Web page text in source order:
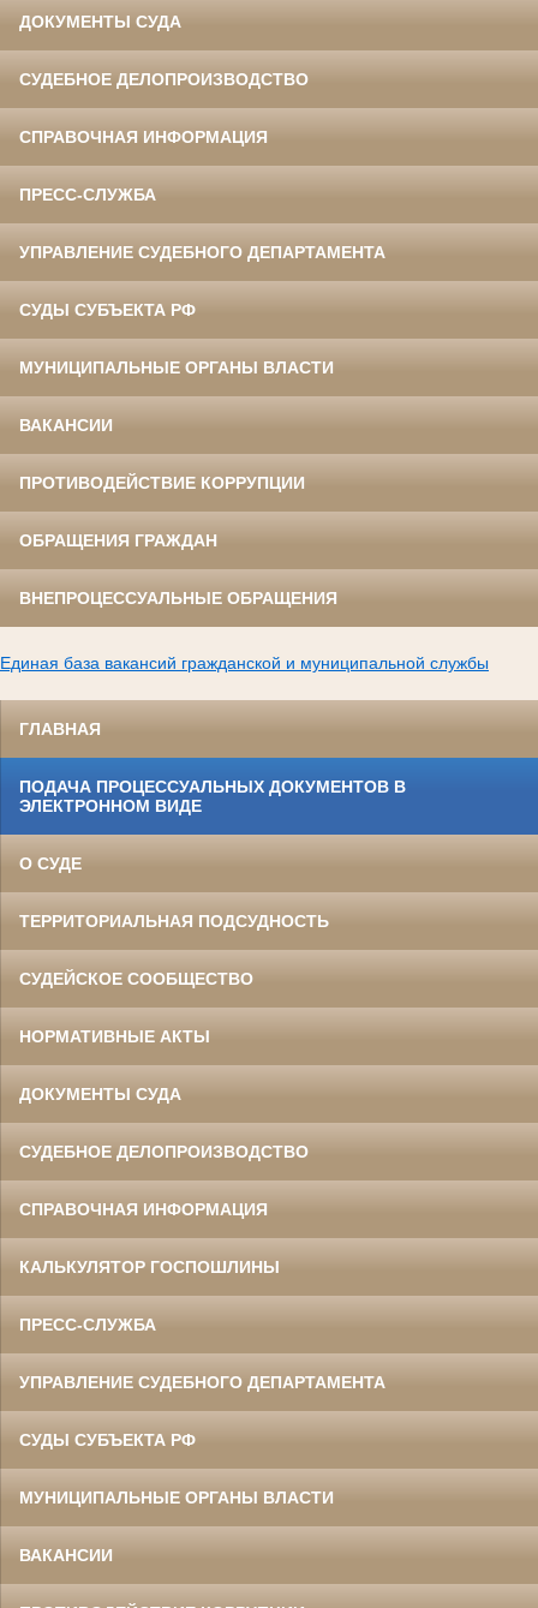
ДОКУМЕНТЫ СУДА
СУДЕБНОЕ ДЕЛОПРОИЗВОДСТВО
СПРАВОЧНАЯ ИНФОРМАЦИЯ
ПРЕСС-СЛУЖБА
УПРАВЛЕНИЕ СУДЕБНОГО ДЕПАРТАМЕНТА
СУДЫ СУБЪЕКТА РФ
МУНИЦИПАЛЬНЫЕ ОРГАНЫ ВЛАСТИ
ВАКАНСИИ
ПРОТИВОДЕЙСТВИЕ КОРРУПЦИИ
ОБРАЩЕНИЯ ГРАЖДАН
ВНЕПРОЦЕССУАЛЬНЫЕ ОБРАЩЕНИЯ
Единая база вакансий гражданской и муниципальной службы
ГЛАВНАЯ
ПОДАЧА ПРОЦЕССУАЛЬНЫХ ДОКУМЕНТОВ В
ЭЛЕКТРОННОМ ВИДЕ
О СУДЕ
ТЕРРИТОРИАЛЬНАЯ ПОДСУДНОСТЬ
СУДЕЙСКОЕ СООБЩЕСТВО
НОРМАТИВНЫЕ АКТЫ
ДОКУМЕНТЫ СУДА
СУДЕБНОЕ ДЕЛОПРОИЗВОДСТВО
СПРАВОЧНАЯ ИНФОРМАЦИЯ
КАЛЬКУЛЯТОР ГОСПОШЛИНЫ
ПРЕСС-СЛУЖБА
УПРАВЛЕНИЕ СУДЕБНОГО ДЕПАРТАМЕНТА
СУДЫ СУБЪЕКТА РФ
МУНИЦИПАЛЬНЫЕ ОРГАНЫ ВЛАСТИ
ВАКАНСИИ